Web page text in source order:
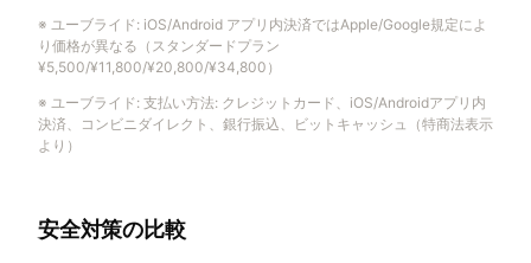
※ ユーブライド : iOS/Android アプリ内決済ではApple/Google規定によ
り価格が異なる（スタンダードプラン
¥5,500/¥11,800/¥20,800/¥34,800）
※ ユーブライド : 支払い方法: クレジットカード、iOS/Androidアプリ内
決済、コンビニダイレクト、銀行振込、ビットキャッシュ（特商法表示
より）
安全対策の比較